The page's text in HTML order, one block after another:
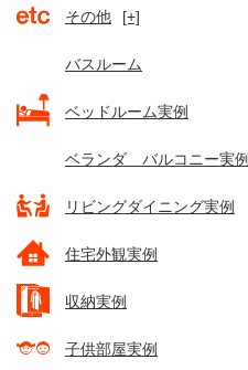
その他 [+]
バスルーム
ベッドルーム実例
ベランダ バルコニー実例
リビングダイニング実例
住宅外観実例
収納実例
子供部屋実例